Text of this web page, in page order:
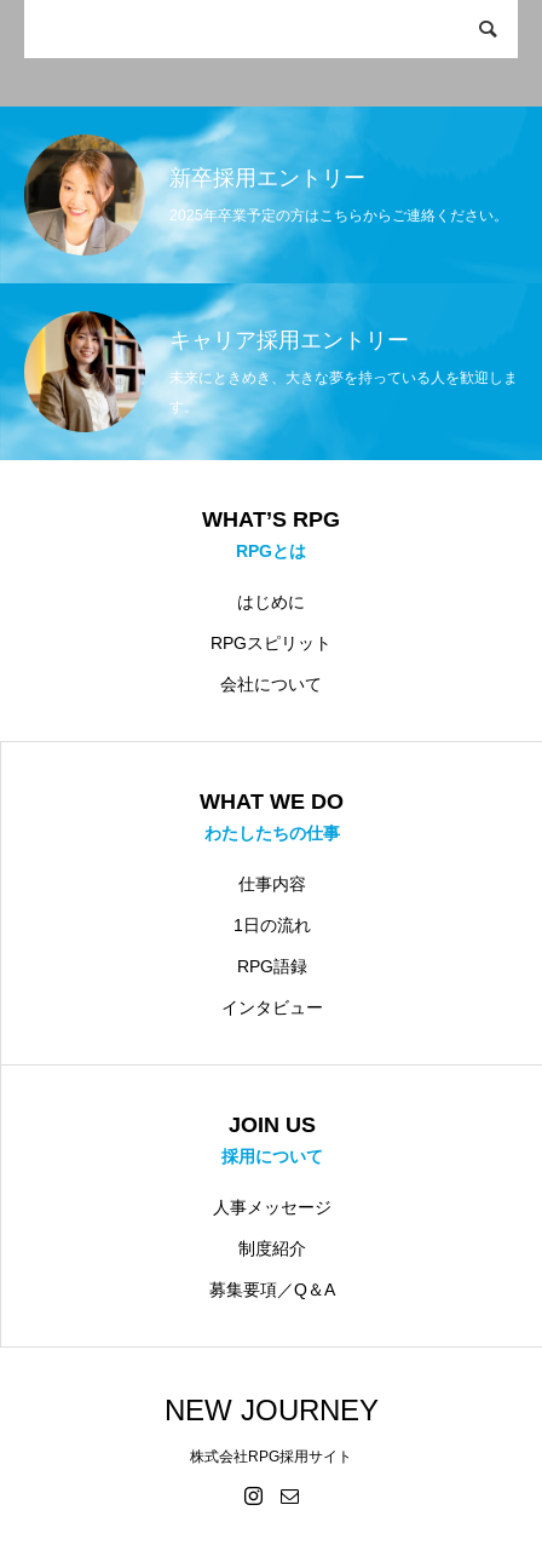
新卒採用エントリー
2025年卒業予定の方はこちらからご連絡ください。
キャリア採用エントリー
未来にときめき、大きな夢を持っている人を歓迎しま
す。
WHAT’S RPG
RPGとは
はじめに
RPGスピリット
会社について
WHAT WE DO
わたしたちの仕事
仕事内容
1日の流れ
RPG語録
インタビュー
JOIN US
採用について
人事メッセージ
制度紹介
募集要項／Q＆A
NEW JOURNEY
株式会社RPG採用サイト